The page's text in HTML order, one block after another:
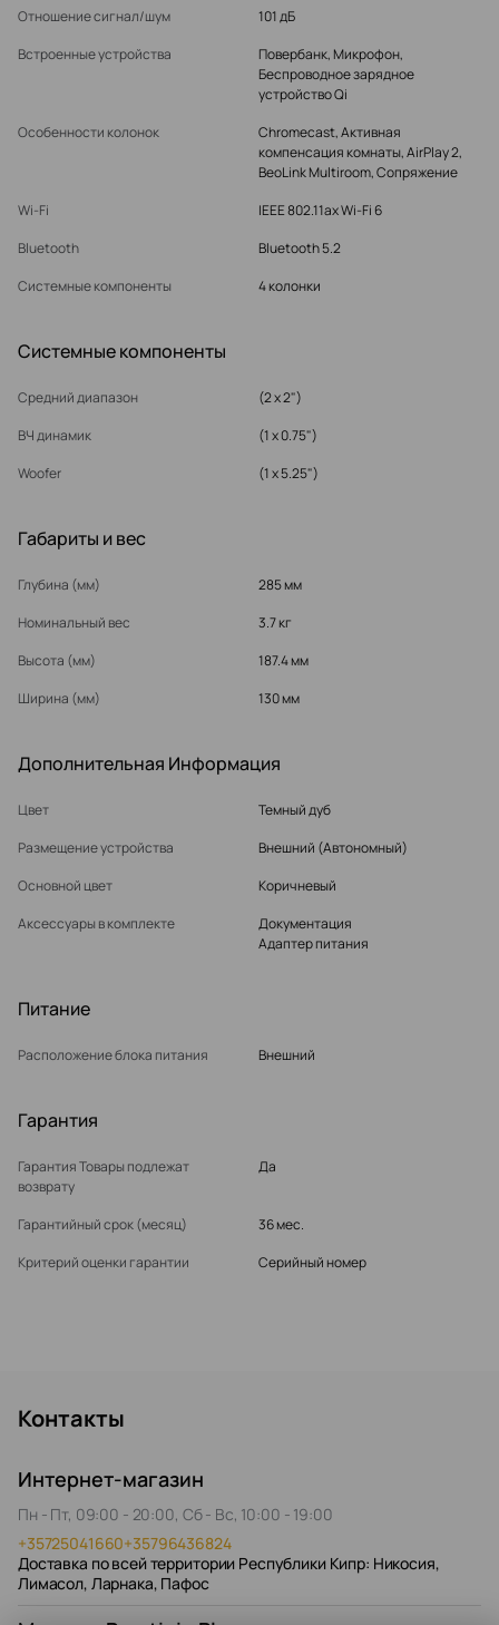
Отношение сигнал/шум
101 дБ
Встроенные устройства
Повербанк, Микрофон,
Беспроводное зарядное
устройство Qi
Особенности колонок
Chromecast, Активная
компенсация комнаты, AirPlay 2,
BeoLink Multiroom, Сопряжение
Wi-Fi
IEEE 802.11ax Wi-Fi 6
Bluetooth
Bluetooth 5.2
Системные компоненты
4 колонки
Системные компоненты
Средний диапазон
(2 x 2")
ВЧ динамик
(1 x 0.75")
Woofer
(1 x 5.25")
Габариты и вес
Глубина (мм)
285 мм
Номинальный вес
3.7 кг
Высота (мм)
187.4 мм
Ширина (мм)
130 мм
Дополнительная Информация
Цвет
Темный дуб
Размещение устройства
Внешний (Автономный)
Основной цвет
Коричневый
Аксессуары в комплекте
Документация
Адаптер питания
Питание
Расположение блока питания Внешний
Гарантия
Гарантия Товары подлежат
возврату
Да
Гарантийный срок (месяц)
36 мес.
Критерий оценки гарантии
Серийный номер
Контакты
Интернет-магазин
Пн - Пт, 09:00 - 20:00, Сб - Вс, 10:00 - 19:00
+35725041660+35796436824
Доставка по всей территории Республики Кипр: Никосия,
Лимасол, Ларнака, Пафос